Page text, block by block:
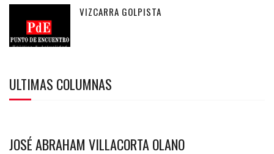
VIZCARRA GOLPISTA
ULTIMAS COLUMNAS
JOSÉ ABRAHAM VILLACORTA OLANO